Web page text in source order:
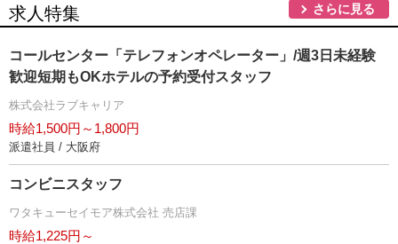
求人特集 さらに見る
コールセンター「テレフォンオペレーター」/週3日未経験
歓迎短期もOKホテルの予約受付スタッフ
株式会社ラブキャリア
時給1,500円～1,800円
派遣社員 / 大阪府
コンビニスタッフ
ワタキューセイモア株式会社 売店課
時給1,225円～